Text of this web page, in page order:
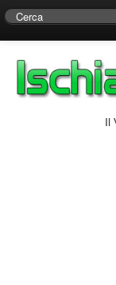
Centro di
Il